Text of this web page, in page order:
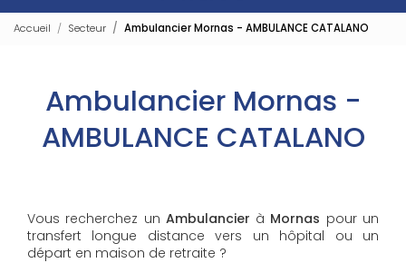
Accueil Secteur Ambulancier Mornas - AMBULANCE CATALANO
Ambulancier Mornas -
AMBULANCE CATALANO
Vous recherchez un Ambulancier à Mornas pour un
transfert longue distance vers un hôpital ou un
départ en maison de retraite ?